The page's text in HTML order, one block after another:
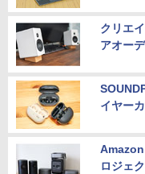
クリエ
アオー
イヤー
ロジェ